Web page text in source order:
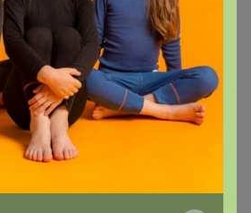
можно раскрасить акриловыми